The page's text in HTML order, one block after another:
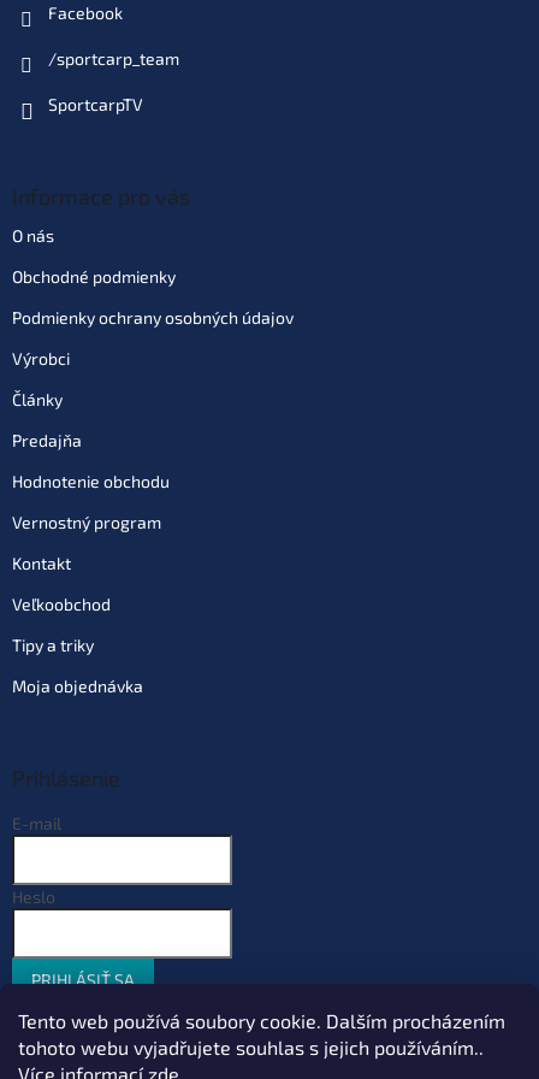
Tento web používá soubory cookie. Dalším procházením
tohoto webu vyjadřujete souhlas s jejich používáním..
Více informacízde
Facebook
/sportcarp_team
SportcarpTV
Informace pro vás
O nás
Obchodné podmienky
Podmienky ochrany osobných údajov
Výrobci
Články
Predajňa
Hodnotenie obchodu
Vernostný program
Kontakt
Veľkoobchod
Tipy a triky
Moja objednávka
Prihlásenie
E-mail
Heslo
PRIHLÁSIŤ SA
Nová registrácia
Zabudnuté heslo